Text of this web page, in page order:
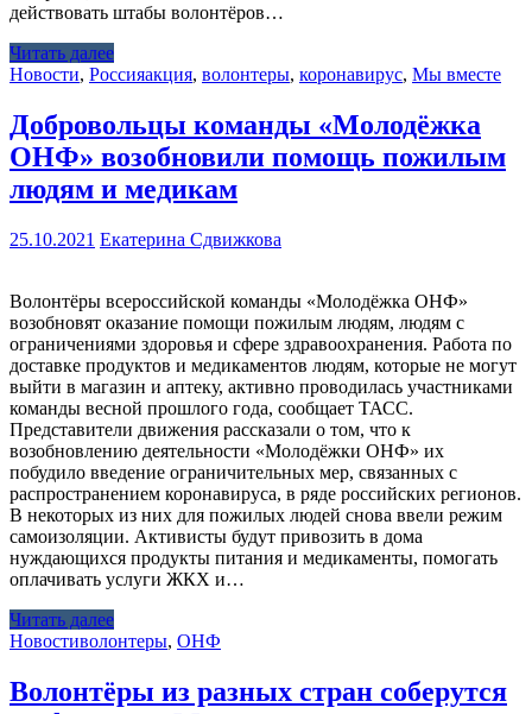
действовать штабы волонтёров…
Читать далее
Новости, Россияакция, волонтеры, коронавирус, Мы вместе
Добровольцы команды «Молодёжка
ОНФ» возобновили помощь пожилым
людям и медикам
25.10.2021 Екатерина Сдвижкова
Волонтёры всероссийской команды «Молодёжка ОНФ»
возобновят оказание помощи пожилым людям, людям с
ограничениями здоровья и сфере здравоохранения. Работа по
доставке продуктов и медикаментов людям, которые не могут
выйти в магазин и аптеку, активно проводилась участниками
команды весной прошлого года, сообщает ТАСС.
Представители движения рассказали о том, что к
возобновлению деятельности «Молодёжки ОНФ» их
побудило введение ограничительных мер, связанных с
распространением коронавируса, в ряде российских регионов.
В некоторых из них для пожилых людей снова ввели режим
самоизоляции. Активисты будут привозить в дома
нуждающихся продукты питания и медикаменты, помогать
оплачивать услуги ЖКХ и…
Читать далее
Новостиволонтеры, ОНФ
Волонтёры из разных стран соберутся